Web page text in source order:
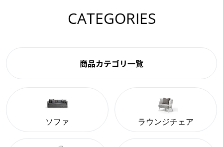
CATEGORIES
商品カテゴリ一覧
ソファ ラウンジチェア